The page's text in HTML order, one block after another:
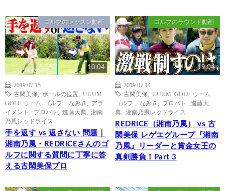
ゴルフのレッスン動画
10:04
2019.07.15
古閑美保
ボールの位置
UUUM
GOLF-ウーム ゴルフ-
なみき
アラ
イメント
プロバト 進藤大典
湘南
乃風レッドライス
手を返す vs 返さない 問題｜
湘南乃風・REDRICEさんのゴ
ルフに関する質問に丁寧に答
える古閑美保プロ
ゴルフのラウンド動画
19:04
2019.07.14
古閑美保
UUUM GOLF-ウーム
ゴルフ-
なみき プロバト
進藤大
典
湘南乃風レッドライス
REDRICE（湘南乃風） vs 古
閑美保 レゲエグループ『湘南
乃風』リーダーと賞金女王の
真剣勝負！Part 3